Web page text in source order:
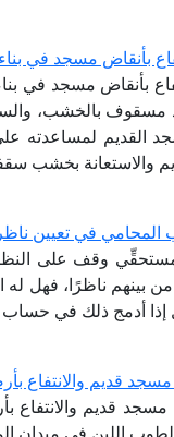
بأنقاض مسجد في
بأنقاض مسجد في
مسقوف بالخشب،
القديم لمساعدته
والاستعانة بخشب
المحامي في تعيين
وقف على النظر
بينهم ناظرًا، فهل
أدمج ذلك في
قديم والانتفاع
قديم والانتفاع